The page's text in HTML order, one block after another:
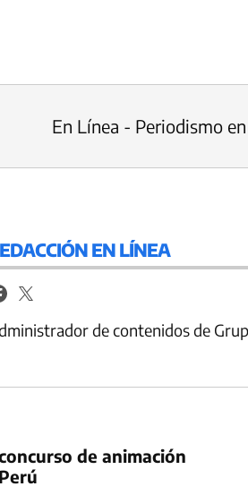
En Línea - Periodismo
EN LÍNEA
de contenidos de
de animación